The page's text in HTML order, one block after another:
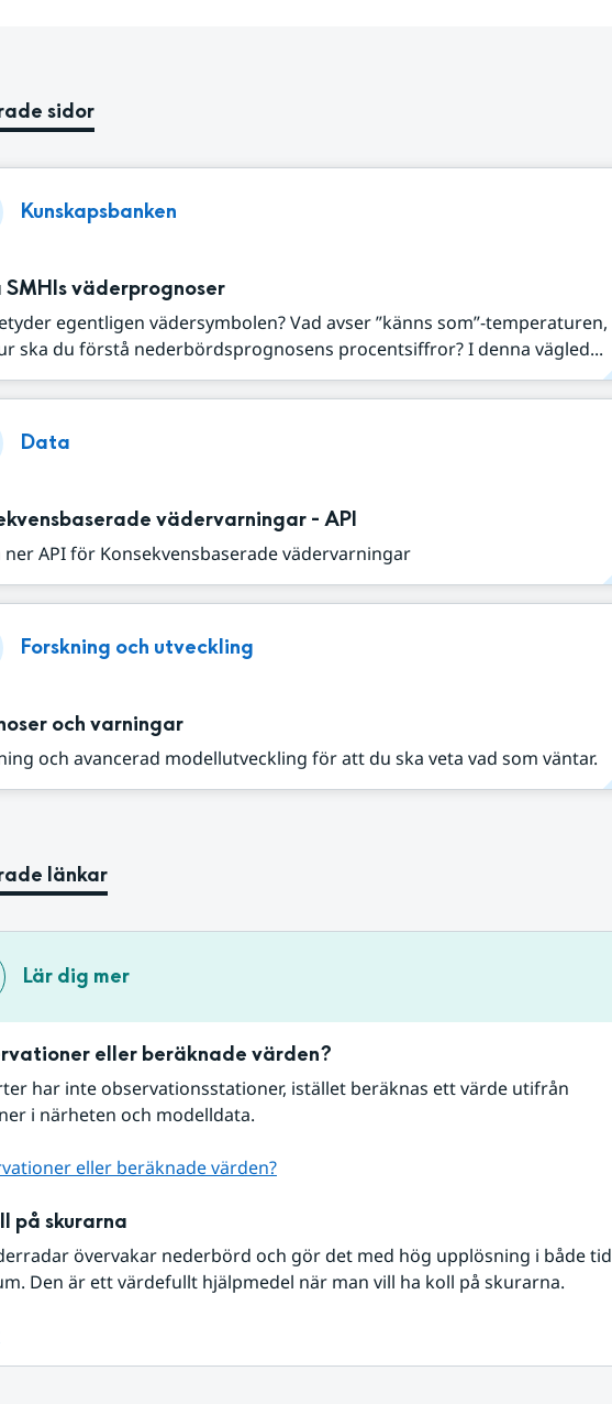
sidor
Kunskapsbanken
SMHIs väderprognoser
egentligen vädersymbolen? Vad avser ”känns som”-temperaturen,
ska du förstå nederbördsprognosens procentsiffror? I denna vägled...
Data
vädervarningar - API
ner API för Konsekvensbaserade vädervarningar
Forskning och utveckling
och varningar
och avancerad modellutveckling för att du ska veta vad som väntar.
länkar
Lär dig mer
eller beräknade värden?
har inte observationsstationer, istället beräknas ett värde utifrån
i närheten och modelldata.
eller beräknade värden?
på skurarna
övervakar nederbörd och gör det med hög upplösning i både tid
Den är ett värdefullt hjälpmedel när man vill ha koll på skurarna.